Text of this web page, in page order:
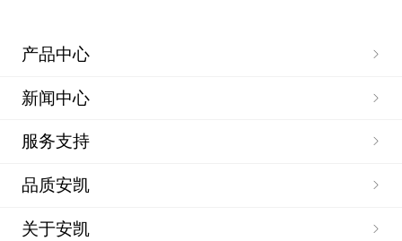
产品中心
新闻中心
服务支持
品质安凯
关于安凯